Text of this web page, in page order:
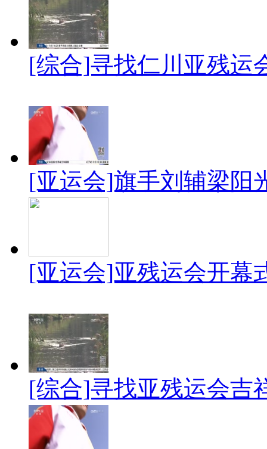
[综合]寻找仁川亚残
[亚运会]旗手刘辅梁阳
[亚运会]亚残运会开幕
[综合]寻找亚残运会